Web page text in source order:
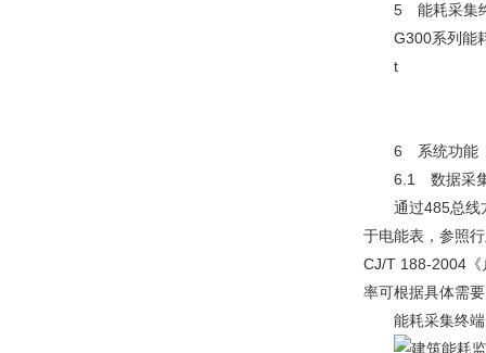
5 能耗采集
G300系列能耗
t
6 系统功能
6.1 数据采
通过485总线方
于电能表，参照
CJ/T 188-2004《
率可根据具体需
能耗采集终端